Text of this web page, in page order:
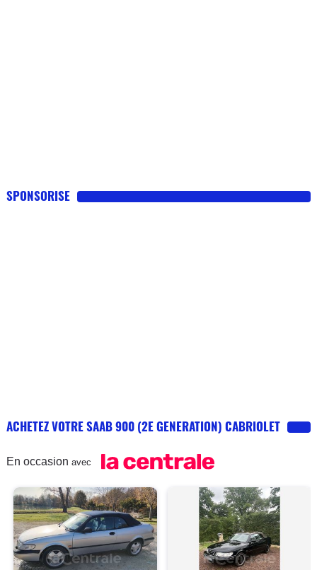
SPONSORISE
ACHETEZ VOTRE SAAB 900 (2E GENERATION) CABRIOLET
En occasion avec